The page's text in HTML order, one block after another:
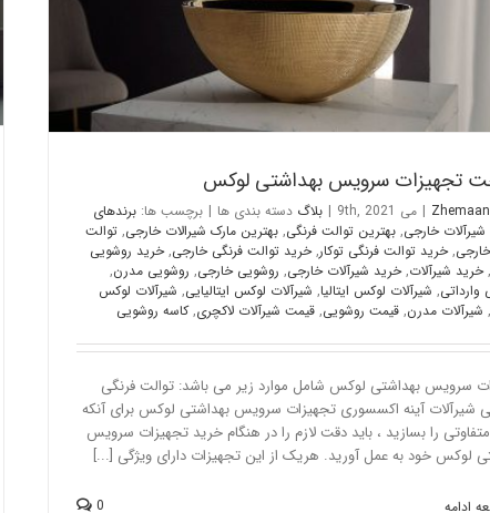
تجهیزات سرویس بهداشتی لوکس
Zhemaan
| می 9th, 2021 | بلاگ دسته بندی ها | برچسب ها:برندهای
خارجی,بهترین توالت فرنگی,بهترین مارک شیرالات خارجی,توالت
,خرید توالت فرنگی توکار,خرید توالت فرنگی خارجی,خرید روشویی
,خرید شیرآلات,خرید شیرآلات خارجی, روشویی خارجی, روشویی مدرن,
وارداتی, شیرآلات لوکس ایتالیا, شیرآلات لوکس ایتالیایی, شیرآلات لوکس
, شیرآلات مدرن,قیمت روشویی,قیمت شیرآلات لاکچری,کاسه روشویی
سرویس بهداشتی لوکس شامل موارد زیر می باشد: توالت فرنگی
شیرآلات آینه اکسسوری تجهیزات سرویس بهداشتی لوکس برای آنکه
را بسازید ، باید دقت لازم را در هنگام خرید تجهیزات سرویس
لوکس خود به عمل آورید. هریک از این تجهیزات دارای ویژگی [...]
ادامه 0